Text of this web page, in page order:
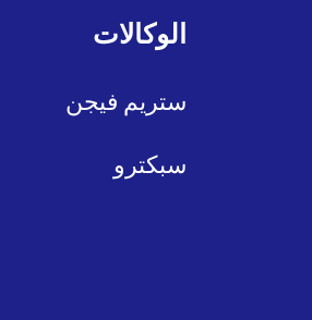
الوكالات
ستريم فيجن
سبكترو